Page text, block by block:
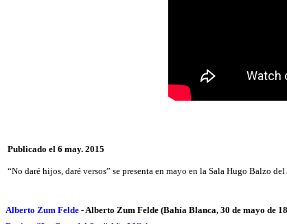
Publicado el 6 may. 2015
“No daré hijos, daré versos” se presenta en mayo en la Sala Hugo Balzo
Alberto Zum Felde -Alberto Zum Felde (Bahía Blanca, 30 de mayo de